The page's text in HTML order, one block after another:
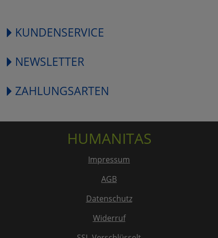
KUNDENSERVICE
NEWSLETTER
ZAHLUNGSARTEN
HUMANITAS
Impressum
AGB
Datenschutz
Widerruf